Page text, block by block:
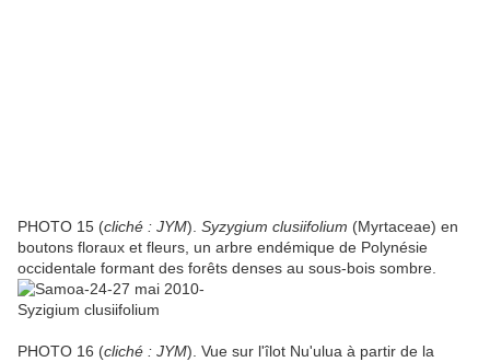
PHOTO 15 (cliché : JYM). Syzygium clusiifolium (Myrtaceae) en
boutons floraux et fleurs, un arbre endémique de Polynésie
occidentale formant des forêts denses au sous-bois sombre.
PHOTO 16 (cliché : JYM). Vue sur l'îlot Nu'ulua à partir de la